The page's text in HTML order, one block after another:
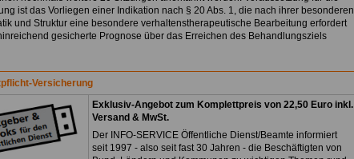
ist das Vorliegen einer Indikation nach § 20 Abs. 1, die nach ihrer besonderen
und Struktur eine besondere verhaltenstherapeutische Bearbeitung erfordert
gesicherte Prognose über das Erreichen des Behandlungsziels
Versicherung
Exklusiv-Angebot zum Komplettpreis von 22,50 Euro inkl.
Versand & MwSt.
Der INFO-SERVICE Öffentliche Dienst/Beamte informiert
seit 1997 - also seit fast 30 Jahren - die Beschäftigten von